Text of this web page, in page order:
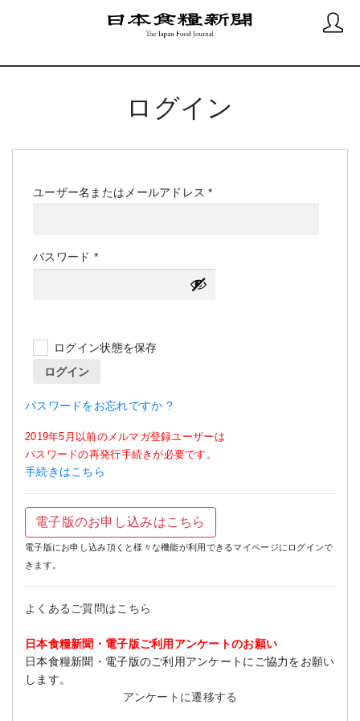
ログイン
ユーザー名またはメールアドレス*必
パスワード *必
須
ログイン状態を保存
ログイン
パスワードをお忘れですか ?
2019年5月以前のメルマガ登録ユーザーは
パスワードの再発行手続きが必要です。
手続きはこちら
電子版のお申し込みはこちら
電子版にお申し込み頂くと様々な機能が利用できるマイページにログインで
きます。
よくあるご質問はこちら
日本食糧新聞・電子版ご利用アンケートのお願い
日本食糧新聞・電子版のご利用アンケートにご協力をお願い
します。
アンケートに遷移する